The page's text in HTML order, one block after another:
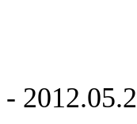
-